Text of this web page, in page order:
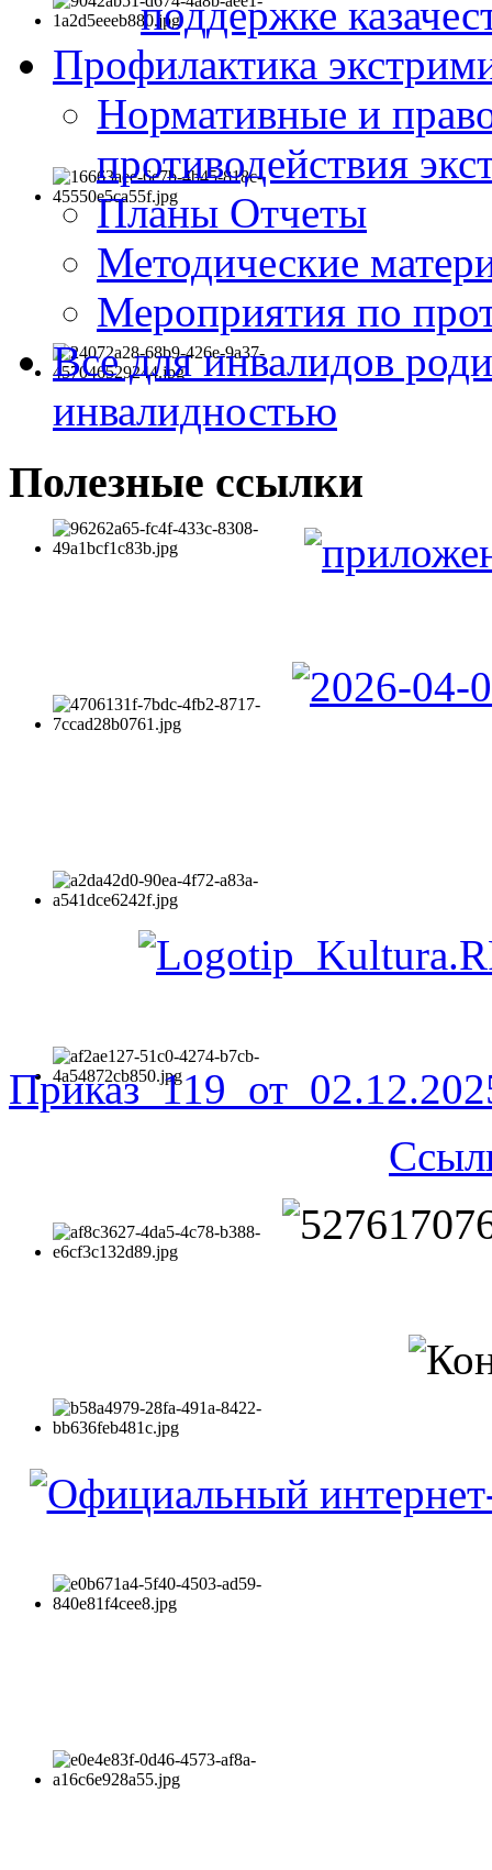
поддержке
Профилактика
Нормативные и
противодействия
Планы Отчеты
Методические
Мероприятия по
Все для инвалидов
инвалидностью
Полезные ссылки